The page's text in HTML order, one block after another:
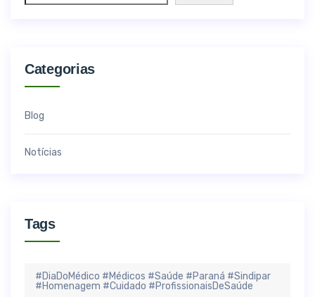
Categorias
Blog
Notícias
Tags
#DiaDoMédico #Médicos #Saúde #Paraná #Sindipar
#Homenagem #Cuidado #ProfissionaisDeSaúde